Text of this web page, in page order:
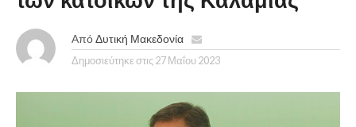
Από Δυτική Μακεδονία
Δημοσιεύτηκε στις 27 Μαΐου 2023